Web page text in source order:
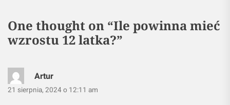
One thought on “Ile powinna mieć
wzrostu 12 latka?”
Artur
21 sierpnia, 2024 o 12:11 am